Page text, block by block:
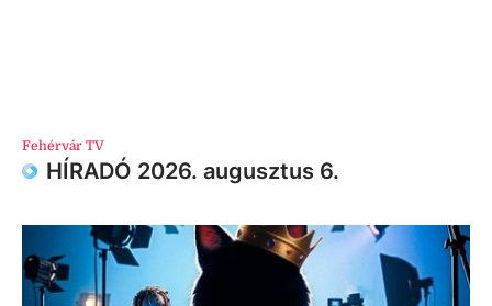
Fehérvár TV
HÍRADÓ 2026. augusztus 6.